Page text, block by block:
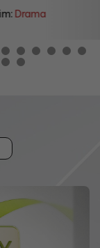
Drama